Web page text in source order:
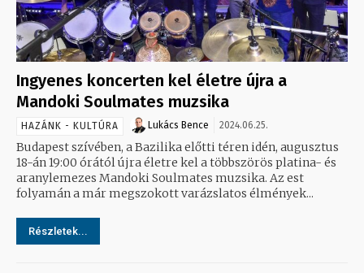
Ingyenes koncerten kel életre újra a
Mandoki Soulmates muzsika
HAZÁNK - KULTÚRA Lukács Bence 2024.06.25.
Budapest szívében, a Bazilika előtti téren idén, augusztus
18-án 19:00 órától újra életre kel a többszörös platina- és
aranylemezes Mandoki Soulmates muzsika. Az est
folyamán a már megszokott varázslatos élmények...
Részletek...